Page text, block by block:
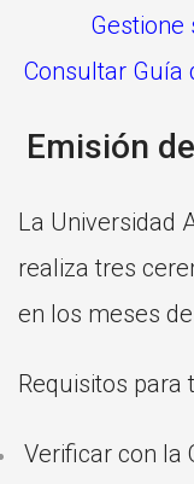
Gestione
Consultar Guía
Emisión
La Universidad
realiza tres
en los meses
Requisitos para
Verificar con la